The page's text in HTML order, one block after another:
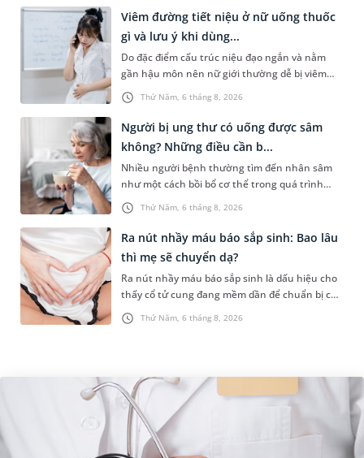
Thứ Năm, 6 tháng 8, 2026
Viêm đường tiết niệu ở nữ uống thuốc
gì và lưu ý khi dùng...
Do đặc điểm cấu trúc niệu đạo ngắn và nằm
gần hậu môn nên nữ giới thường dễ bị viêm
đường tiết niệu hơn nam giới. Tùy theo nguyên
nhân, mức độ nhiễm trùng và...
Thứ Năm, 6 tháng 8, 2026
Người bị ung thư có uống được sâm
không? Những điều cần b...
Nhiều người bệnh thường tìm đến nhân sâm
như một cách bồi bổ cơ thể trong quá trình
điều trị ung thư. Tuy nhiên, câu hỏi người bị
ung thư có uống được sâm kh...
Thứ Năm, 6 tháng 8, 2026
Ra nút nhầy máu báo sắp sinh: Bao lâu
thì mẹ sẽ chuyển dạ?
Ra nút nhầy máu báo sắp sinh là dấu hiệu cho
thấy cổ tử cung đang mềm dần để chuẩn bị cho
quá trình sinh nở. Thế nhưng, khoảng thời
gian từ lúc xuất hiện nút...